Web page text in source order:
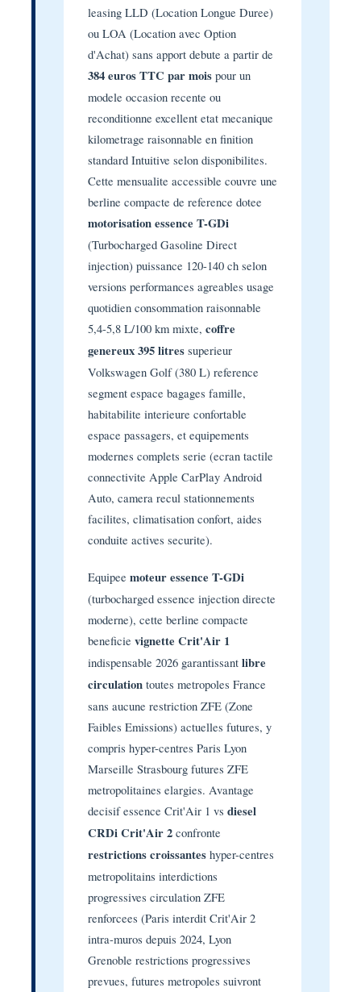
leasing LLD (Location Longue Duree)
ou LOA (Location avec Option
d'Achat) sans apport debute a partir de
384 euros TTC par mois pour un
modele occasion recente ou
reconditionne excellent etat mecanique
kilometrage raisonnable en finition
standard Intuitive selon disponibilites.
Cette mensualite accessible couvre une
berline compacte de reference dotee
motorisation essence T-GDi
(Turbocharged Gasoline Direct
injection) puissance 120-140 ch selon
versions performances agreables usage
quotidien consommation raisonnable
5,4-5,8 L/100 km mixte, coffre
genereux 395 litres superieur
Volkswagen Golf (380 L) reference
segment espace bagages famille,
habitabilite interieure confortable
espace passagers, et equipements
modernes complets serie (ecran tactile
connectivite Apple CarPlay Android
Auto, camera recul stationnements
facilites, climatisation confort, aides
conduite actives securite).
Equipee moteur essence T-GDi
(turbocharged essence injection directe
moderne), cette berline compacte
beneficie vignette Crit'Air 1
indispensable 2026 garantissant libre
circulation toutes metropoles France
sans aucune restriction ZFE (Zone
Faibles Emissions) actuelles futures, y
compris hyper-centres Paris Lyon
Marseille Strasbourg futures ZFE
metropolitaines elargies. Avantage
decisif essence Crit'Air 1 vs diesel
CRDi Crit'Air 2 confronte
restrictions croissantes hyper-centres
metropolitains interdictions
progressives circulation ZFE
renforcees (Paris interdit Crit'Air 2
intra-muros depuis 2024, Lyon
Grenoble restrictions progressives
prevues, futures metropoles suivront